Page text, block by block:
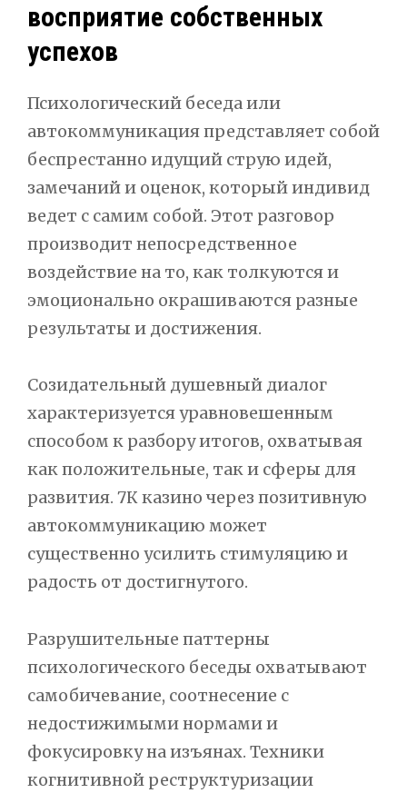
восприятие собственных
успехов
Психологический беседа или
автокоммуникация представляет собой
беспрестанно идущий струю идей,
замечаний и оценок, который индивид
ведет с самим собой. Этот разговор
производит непосредственное
воздействие на то, как толкуются и
эмоционально окрашиваются разные
результаты и достижения.
Созидательный душевный диалог
характеризуется уравновешенным
способом к разбору итогов, охватывая
как положительные, так и сферы для
развития. 7К казино через позитивную
автокоммуникацию может
существенно усилить стимуляцию и
радость от достигнутого.
Разрушительные паттерны
психологического беседы охватывают
самобичевание, соотнесение с
недостижимыми нормами и
фокусировку на изъянах. Техники
когнитивной реструктуризации